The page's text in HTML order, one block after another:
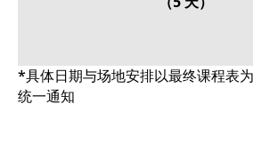
*具体日期与场地安排以最终课程表
统一通知